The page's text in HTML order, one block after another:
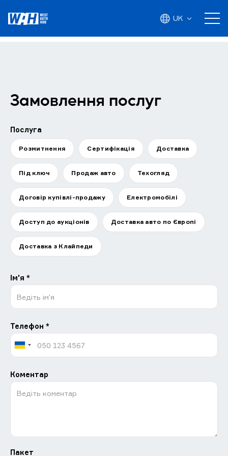
UK
Замовлення послуг
Послуга
Розмитнення Сертифікація Доставка
Під ключ Продаж авто Техогляд
Договір купівлі-продажу Електромобілі
Доступ до аукціонів Доставка авто по Європі
Доставка з Клайпеди
Ім'я *
Телефон *
Коментар
Пакет